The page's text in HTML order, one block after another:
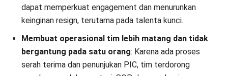
Case Studies Penerapan Cuti
Sabatikal